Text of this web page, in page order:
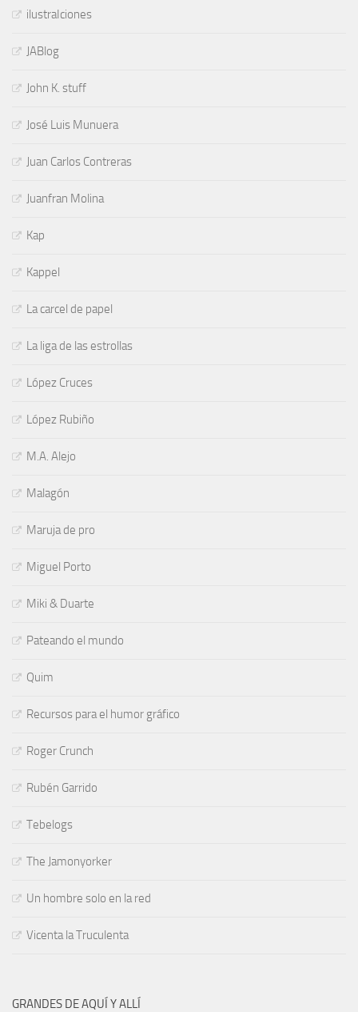
ilustraIciones
JABlog
John K. stuff
José Luis Munuera
Juan Carlos Contreras
Juanfran Molina
Kap
Kappel
La carcel de papel
La liga de las estrollas
López Cruces
López Rubiño
M.A. Alejo
Malagón
Maruja de pro
Miguel Porto
Miki & Duarte
Pateando el mundo
Quim
Recursos para el humor gráfico
Roger Crunch
Rubén Garrido
Tebelogs
The Jamonyorker
Un hombre solo en la red
Vicenta la Truculenta
GRANDES DE AQUÍ Y ALLÍ